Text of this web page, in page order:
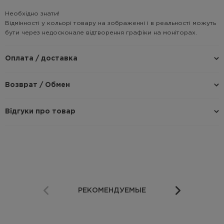
Необхідно знати!
Відмінності у кольорі товару на зображенні і в реальності можуть
бути через недосконале відтворення графіки на моніторах.
Оплата / доставка
Возврат / Обмен
Відгуки про товар
РЕКОМЕНДУЕМЫЕ